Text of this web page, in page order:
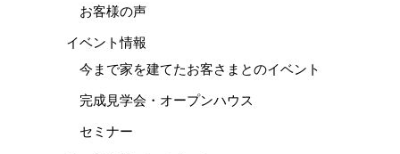
お客様の声
イベント情報
今まで家を建てたお客さまとのイベント
完成見学会・オープンハウス
セミナー